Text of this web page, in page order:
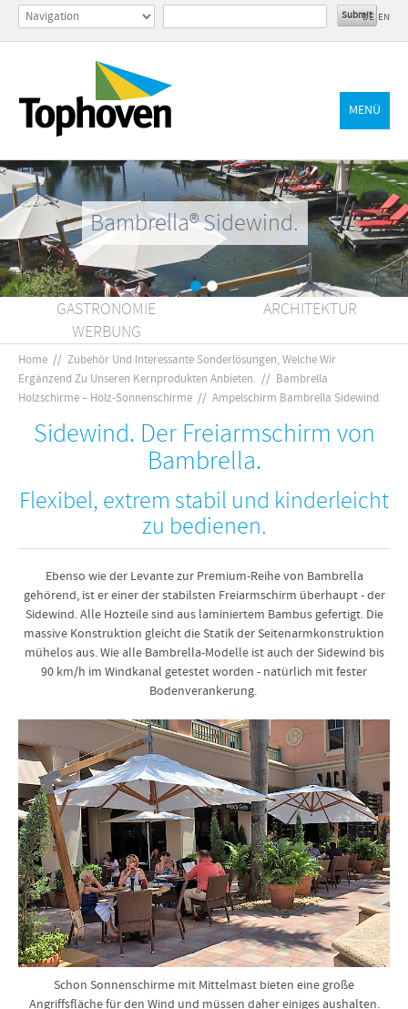
DE EN
MENÜ
Bambrella® Sidewind.
GASTRONOMIE
ARCHITEKTUR
WERBUNG
Home // Zubehör Und Interessante Sonderlösungen, Welche Wir
Ergänzend Zu Unseren Kernprodukten Anbieten. // Bambrella
Holzschirme – Holz-Sonnenschirme // Ampelschirm Bambrella Sidewind
Sidewind. Der Freiarmschirm von
Bambrella.
Flexibel, extrem stabil und kinderleicht
zu bedienen.
Ebenso wie der Levante zur Premium-Reihe von Bambrella
gehörend, ist er einer der stabilsten Freiarmschirm überhaupt - der
Sidewind. Alle Hozteile sind aus laminiertem Bambus gefertigt. Die
massive Konstruktion gleicht die Statik der Seitenarmkonstruktion
mühelos aus. Wie alle Bambrella-Modelle ist auch der Sidewind bis
90 km/h im Windkanal getestet worden - natürlich mit fester
Bodenverankerung.
Schon Sonnenschirme mit Mittelmast bieten eine große
Angriffsfläche für den Wind und müssen daher einiges aushalten.